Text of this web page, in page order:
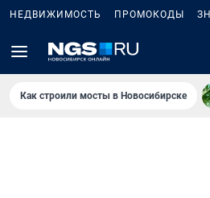
НЕДВИЖИМОСТЬ ПРОМОКОДЫ
Как строили мосты в Новосибирске